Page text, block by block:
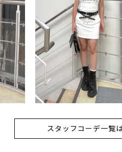
スタッフコーデ一覧